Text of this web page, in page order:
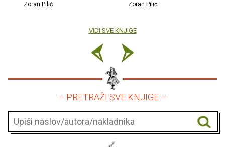
Zoran Pilić Zoran Pilić
VIDI SVE KNJIGE
– PRETRAŽI SVE KNJIGE –